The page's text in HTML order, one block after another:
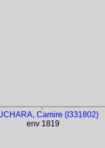
Camire (I331802)
env 1819